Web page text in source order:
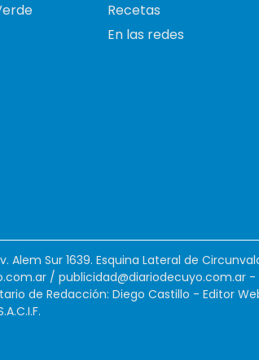
Recetas
En las redes
Alem Sur 1639. Esquina Lateral de
/ publicidad@diariodecuyo.com.ar -
de Redacción: Diego Castillo - Editor